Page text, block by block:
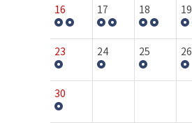
16 17 18 19
23 24 25 26
30